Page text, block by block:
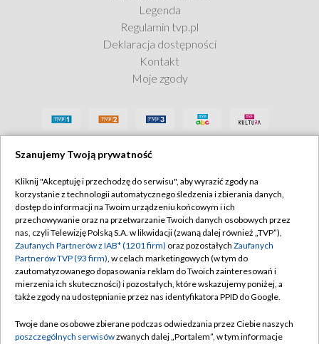
Legenda
Regulamin tvp.pl
Deklaracja dostępności
Kontakt
Moje zgody
Szanujemy Twoją prywatność
Kliknij "Akceptuję i przechodzę do serwisu", aby wyrazić zgody na
korzystanie z technologii automatycznego śledzenia i zbierania danych,
dostęp do informacji na Twoim urządzeniu końcowym i ich
przechowywanie oraz na przetwarzanie Twoich danych osobowych przez
nas, czyli Telewizję Polską S.A. w likwidacji (zwaną dalej również „TVP”),
Zaufanych Partnerów z IAB* (1201 firm) oraz pozostałych Zaufanych
Partnerów TVP (93 firm), w celach marketingowych (w tym do
zautomatyzowanego dopasowania reklam do Twoich zainteresowań i
mierzenia ich skuteczności) i pozostałych, które wskazujemy poniżej, a
także zgody na udostępnianie przez nas identyfikatora PPID do Google.
Twoje dane osobowe zbierane podczas odwiedzania przez Ciebie naszych
poszczególnych serwisówzwanych dalej „Portalem”, w tym informacje